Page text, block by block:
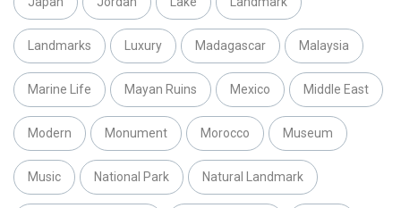
Landmarks Luxury Madagascar Malaysia
Marine Life Mayan Ruins Mexico Middle East
Modern Monument Morocco Museum
Music National Park Natural Landmark